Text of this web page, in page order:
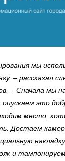
мы
– рассказал
– Сначала мы
это
место,
Достаем
и